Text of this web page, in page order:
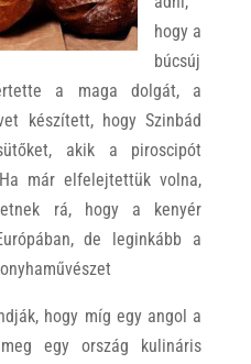
hogy a
búcsúj
a maga dolgát, a
készített, hogy Szinbád
akik a piroscipót
már elfelejtettük volna,
rá, hogy a kenyér
de leginkább a
hogy míg egy angol a
egy ország kulináris